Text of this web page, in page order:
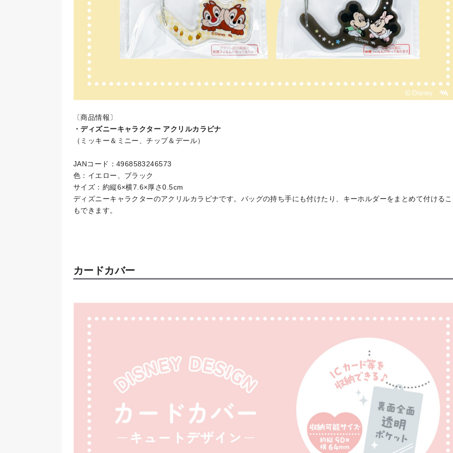
〔商品情報〕
・ディズニーキャラクター アクリルカラビナ
（ミッキー＆ミニー、チップ＆デール）
JANコード：4968583246573
色：イエロー、ブラック
サイズ：約縦6×横7.6×厚さ0.5cm
ディズニーキャラクターのアクリルカラビナです。バッグの持ち手にも付けたり、キーホルダーをまとめて付ける
もできます。
カードカバー